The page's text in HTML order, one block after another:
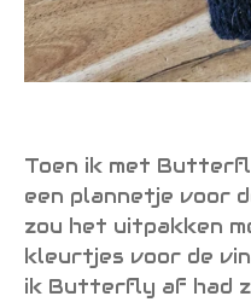
Toen ik met
een plannetje voor
zou het uitpakken
kleurtjes voor de
ik Butterfly af had